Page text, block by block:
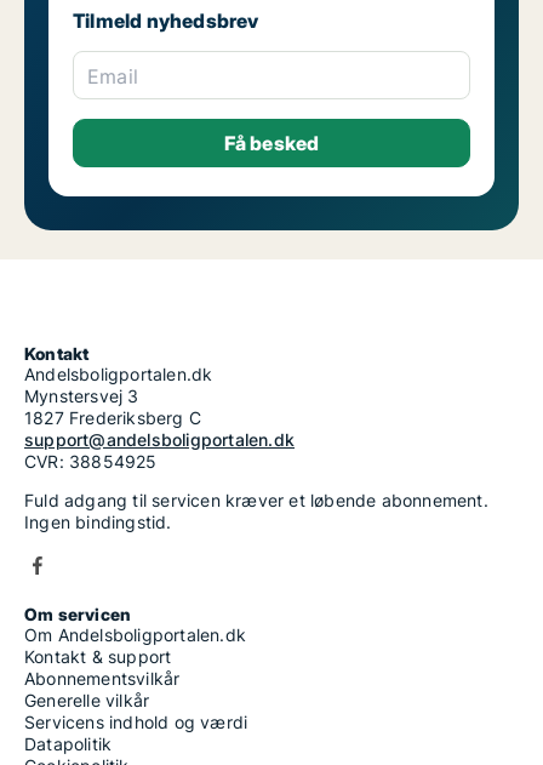
Tilmeld nyhedsbrev
Email
Kontakt
Andelsboligportalen.dk
Mynstersvej 3
1827 Frederiksberg C
support@andelsboligportalen.dk
CVR: 38854925
Fuld adgang til servicen kræver et løbende abonnement.
Ingen bindingstid.
Om servicen
Om Andelsboligportalen.dk
Kontakt & support
Abonnementsvilkår
Generelle vilkår
Servicens indhold og værdi
Datapolitik